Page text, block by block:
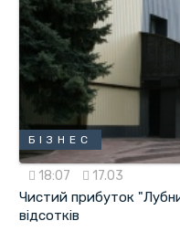
БІЗНЕС
18:07 17.03
Чистий прибуток
відсотків